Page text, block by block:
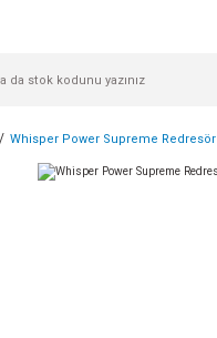
Whisper Power Supreme Redresör